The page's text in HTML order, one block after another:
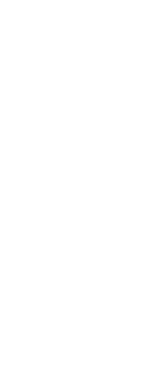
Baía de Todos os
turistas estão a do
Forte e a Praia
um passeio de
comidas
Vermelho ou então
vezes o
indispensáveis
verde, o vatapá e o